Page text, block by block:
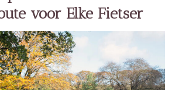
voor Elke Fietser